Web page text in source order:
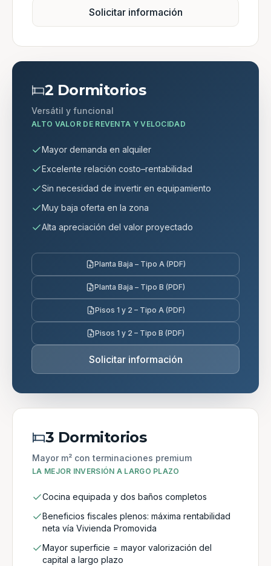
Solicitar información
2 Dormitorios
Versátil y funcional
ALTO VALOR DE REVENTA Y VELOCIDAD
Mayor demanda en alquiler
Excelente relación costo–rentabilidad
Sin necesidad de invertir en equipamiento
Muy baja oferta en la zona
Alta apreciación del valor proyectado
Planta Baja – Tipo A (PDF)
Planta Baja – Tipo B (PDF)
Pisos 1 y 2 – Tipo A (PDF)
Pisos 1 y 2 – Tipo B (PDF)
Solicitar información
3 Dormitorios
Mayor m² con terminaciones premium
LA MEJOR INVERSIÓN A LARGO PLAZO
Cocina equipada y dos baños completos
Beneficios fiscales plenos: máxima rentabilidad
neta vía Vivienda Promovida
Mayor superficie = mayor valorización del
capital a largo plazo